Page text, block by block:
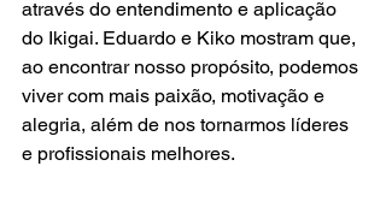
através do entendimento e aplicação
do Ikigai. Eduardo e Kiko mostram que,
ao encontrar nosso propósito, podemos
viver com mais paixão, motivação e
alegria, além de nos tornarmos líderes
e profissionais melhores.